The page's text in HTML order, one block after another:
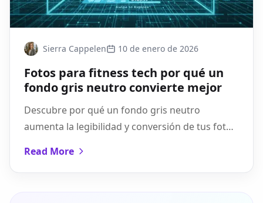
Sierra Cappelen 10 de enero de 2026
Fotos para fitness tech por qué un
fondo gris neutro convierte mejor
Descubre por qué un fondo gris neutro
aumenta la legibilidad y conversión de tus fotos
Read More